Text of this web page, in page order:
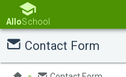
AlloSchool
Contact Form